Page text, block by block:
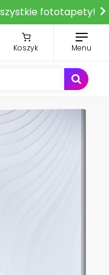
fototapety!
Koszyk Menu